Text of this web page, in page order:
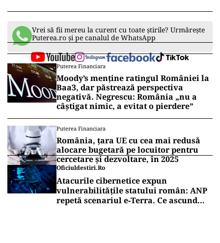
Vrei să fii mereu la curent cu toate știrile? Urmărește
Puterea.ro și pe canalul de WhatsApp
Puterea Financiara
Moody’s menține ratingul României la
Baa3, dar păstrează perspectiva
negativă. Negrescu: România „nu a
câștigat nimic, a evitat o pierdere”
Puterea Financiara
România, țara UE cu cea mai redusă
alocare bugetară pe locuitor pentru
cercetare și dezvoltare, în 2025
Oficiuldestiri.ro
Atacurile cibernetice expun
vulnerabilitățile statului român: ANP
repetă scenariul e‑Terra. Ce ascund